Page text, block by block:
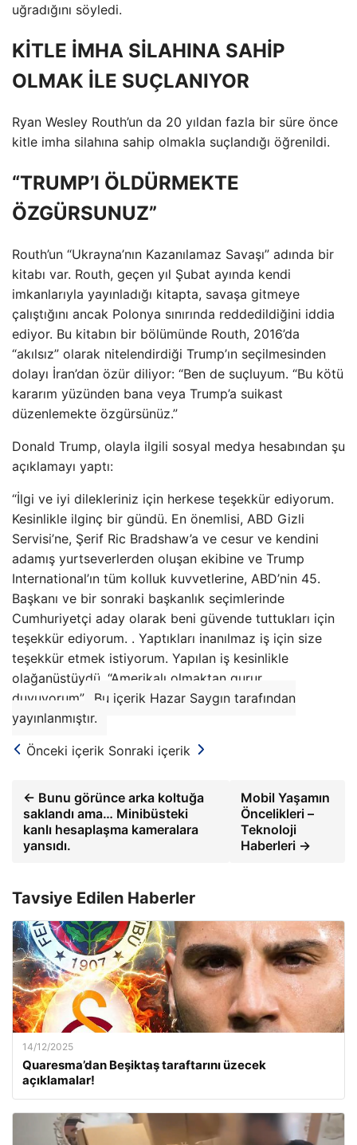
uğradığını söyledi.
KİTLE İMHA SİLAHINA SAHİP
OLMAK İLE SUÇLANIYOR
Ryan Wesley Routh’un da 20 yıldan fazla bir süre önce
kitle imha silahına sahip olmakla suçlandığı öğrenildi.
“TRUMP’I ÖLDÜRMEKTE
ÖZGÜRSUNUZ”
Routh’un “Ukrayna’nın Kazanılamaz Savaşı” adında bir
kitabı var. Routh, geçen yıl Şubat ayında kendi
imkanlarıyla yayınladığı kitapta, savaşa gitmeye
çalıştığını ancak Polonya sınırında reddedildiğini iddia
ediyor. Bu kitabın bir bölümünde Routh, 2016’da
“akılsız” olarak nitelendirdiği Trump’ın seçilmesinden
dolayı İran’dan özür diliyor: “Ben de suçluyum. “Bu kötü
kararım yüzünden bana veya Trump’a suikast
düzenlemekte özgürsünüz.”
Donald Trump, olayla ilgili sosyal medya hesabından şu
açıklamayı yaptı:
“İlgi ve iyi dilekleriniz için herkese teşekkür ediyorum.
Kesinlikle ilginç bir gündü. En önemlisi, ABD Gizli
Servisi’ne, Şerif Ric Bradshaw’a ve cesur ve kendini
adamış yurtseverlerden oluşan ekibine ve Trump
International’ın tüm kolluk kuvvetlerine, ABD’nin 45.
Başkanı ve bir sonraki başkanlık seçimlerinde
Cumhuriyetçi aday olarak beni güvende tuttukları için
teşekkür ediyorum. . Yaptıkları inanılmaz iş için size
teşekkür etmek istiyorum. Yapılan iş kesinlikle
olağanüstüydü. “Amerikalı olmaktan gurur
duyuyorum”
Bu içerik Hazar Saygın tarafından
yayınlanmıştır.
Önceki içerik Sonraki içerik
← Bunu görünce arka koltuğa
saklandı ama… Minibüsteki
kanlı hesaplaşma kameralara
yansıdı.
Mobil Yaşamın
Öncelikleri –
Teknoloji
Haberleri →
Tavsiye Edilen Haberler
14/12/2025
Quaresma’dan Beşiktaş taraftarını üzecek
açıklamalar!